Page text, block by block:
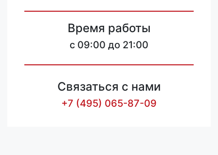
Время работы
c 09:00 до 21:00
Связаться с нами
+7 (495) 065-87-09